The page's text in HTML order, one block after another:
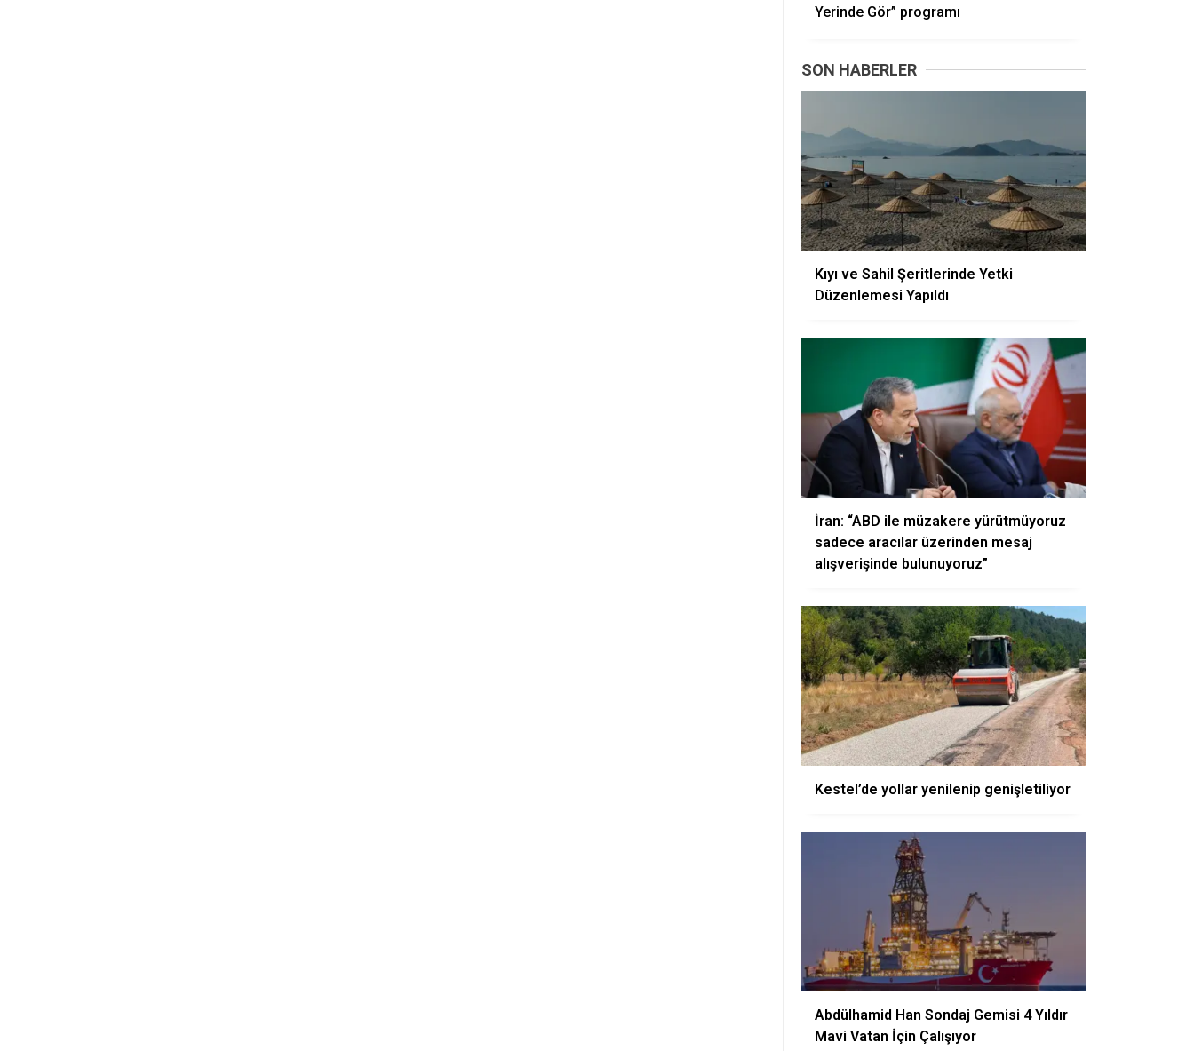
Yerinde Gör” programı
SON HABERLER
Kıyı ve Sahil Şeritlerinde Yetki
Düzenlemesi Yapıldı
İran: “ABD ile müzakere yürütmüyoruz
sadece aracılar üzerinden mesaj
alışverişinde bulunuyoruz”
Kestel’de yollar yenilenip genişletiliyor
Abdülhamid Han Sondaj Gemisi 4 Yıldır
Mavi Vatan İçin Çalışıyor